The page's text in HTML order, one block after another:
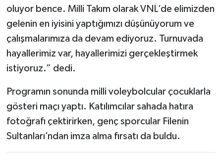
oluyor bence. Milli Takım olarak VNL’de elimizden
gelenin en iyisini yaptığımızı düşünüyorum ve
çalışmalarımıza da devam ediyoruz. Turnuvada
hayallerimiz var, hayallerimizi gerçekleştirmek
istiyoruz.” dedi.
Programın sonunda milli voleybolcular çocuklarla
gösteri maçı yaptı. Katılımcılar sahada hatıra
fotoğrafı çektirirken, genç sporcular Filenin
Sultanları’ndan imza alma fırsatı da buldu.